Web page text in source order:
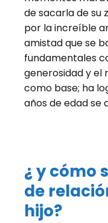
de sacarla de su
por la increíble
amistad que se
fundamentales
generosidad y el
como base; ha
años de edad se
¿ y cómo
de
hijo?